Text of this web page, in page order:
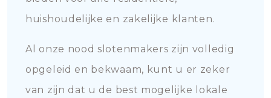
huishoudelijke en zakelijke klanten.
Al onze nood slotenmakers zijn volledig
opgeleid en bekwaam, kunt u er zeker
van zijn dat u de best mogelijke lokale